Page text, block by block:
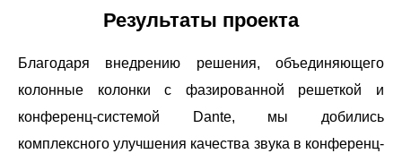
Результаты проекта
Благодаря внедрению решения, объединяющего
колонные колонки с фазированной решеткой и
конференц-системой Dante, мы добились
комплексного улучшения качества звука в конференц-